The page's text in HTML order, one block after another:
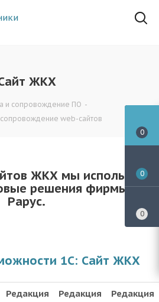
ЖКХ
и сопровождение ПО -
сопровождение web-сайтов
ЖКХ мы используем
решения фирмы 1С-
Рарус.
1С: Сайт ЖКХ
Редакция
Редакция
Редакция
0
0
0